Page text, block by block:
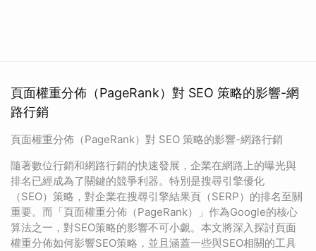
頁面權重分佈（PageRank）對 SEO 策略的影響-網
路行銷
頁面權重分佈（PageRank）對 SEO 策略的影響-網路行銷
隨著數位行銷和網路行銷的快速發展，企業在網路上的曝光與
排名已經成為了關鍵的競爭利器。特別是搜尋引擎優化
（SEO）策略，對企業在搜尋引擎結果頁（SERP）的排名至關
重要。而「頁面權重分佈（PageRank）」作為Google的核心
算法之一，對SEO策略的影響不可小覷。本文將深入探討頁面
權重分佈如何影響SEO策略，並且涵蓋一些與SEO相關的工具